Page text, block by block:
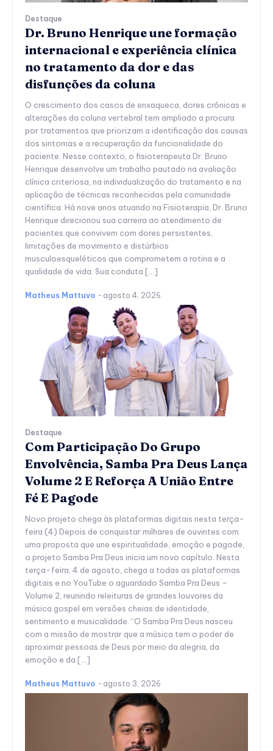
Destaque
Dr. Bruno Henrique une formação
internacional e experiência clínica
no tratamento da dor e das
disfunções da coluna
O crescimento dos casos de enxaqueca, dores crônicas e
alterações da coluna vertebral tem ampliado a procura
por tratamentos que priorizam a identificação das causas
dos sintomas e a recuperação da funcionalidade do
paciente. Nesse contexto, o fisioterapeuta Dr. Bruno
Henrique desenvolve um trabalho pautado na avaliação
clínica criteriosa, na individualização do tratamento e na
aplicação de técnicas reconhecidas pela comunidade
científica. Há nove anos atuando na Fisioterapia, Dr. Bruno
Henrique direcionou sua carreira ao atendimento de
pacientes que convivem com dores persistentes,
limitações de movimento e distúrbios
musculoesqueléticos que comprometem a rotina e a
qualidade de vida. Sua conduta […]
Matheus Mattuvo - agosto 4, 2026
Destaque
Com Participação Do Grupo
Envolvência, Samba Pra Deus Lança
Volume 2 E Reforça A União Entre
Fé E Pagode
Novo projeto chega às plataformas digitais nesta terça-
feira (4) Depois de conquistar milhares de ouvintes com
uma proposta que une espiritualidade, emoção e pagode,
o projeto Samba Pra Deus inicia um novo capítulo. Nesta
terça-feira, 4 de agosto, chega a todas as plataformas
digitais e no YouTube o aguardado Samba Pra Deus –
Volume 2, reunindo releituras de grandes louvores da
música gospel em versões cheias de identidade,
sentimento e musicalidade. “O Samba Pra Deus nasceu
com a missão de mostrar que a música tem o poder de
aproximar pessoas de Deus por meio da alegria, da
emoção e da […]
Matheus Mattuvo - agosto 3, 2026